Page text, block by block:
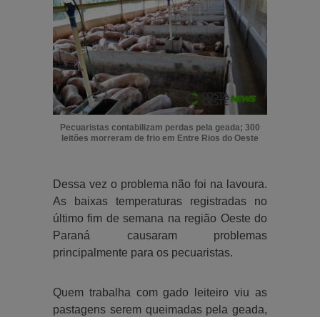
Pecuaristas contabilizam perdas pela geada; 300
leitões morreram de frio em Entre Rios do Oeste
Dessa vez o problema não foi na lavoura.
As baixas temperaturas registradas no
último fim de semana na região Oeste do
Paraná causaram problemas
principalmente para os pecuaristas.
Quem trabalha com gado leiteiro viu as
pastagens serem queimadas pela geada,